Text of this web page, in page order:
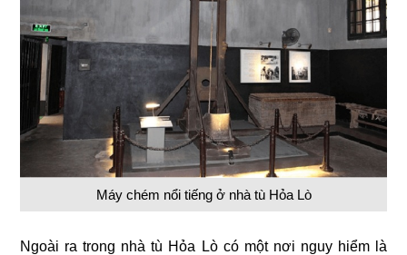
Máy chém nổi tiếng ở nhà tù Hỏa Lò
Ngoài ra trong nhà tù Hỏa Lò có một nơi nguy hiểm là